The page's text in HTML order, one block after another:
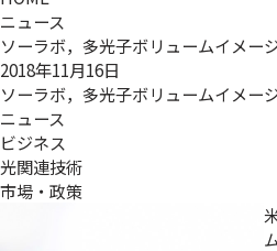
ニュース
ソーラボ，多光子ボリュームイメー
2018年11月16日
ソーラボ，多光子ボリュームイメー
ニュース
ビジネス
光関連技術
市場・政策